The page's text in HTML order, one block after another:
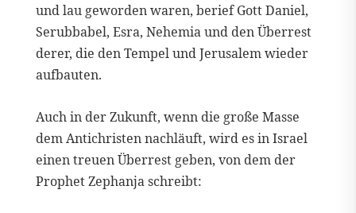
und lau geworden waren, berief Gott Daniel,
Serubbabel, Esra, Nehemia und den Überrest
derer, die den Tempel und Jerusalem wieder
aufbauten.
Auch in der Zukunft, wenn die große Masse
dem Antichristen nachläuft, wird es in Israel
einen treuen Überrest geben, von dem der
Prophet Zephanja schreibt: